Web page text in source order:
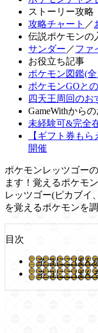
ストーリー攻略
攻略チャート ／
伝説ポケモンの
サンダー ／ファ
お役立ち記事
ポケモン図鑑(
ポケモンGOと
四天王周回のお
GameWithから
未経験可&完全
【ギフト券も
開催
ポケモンレッツゴー
ます！覚えるポケモ
レッツゴー(ピカブイ
を覚えるポケモンを
目次
ネコにこばん
ネコにこばん